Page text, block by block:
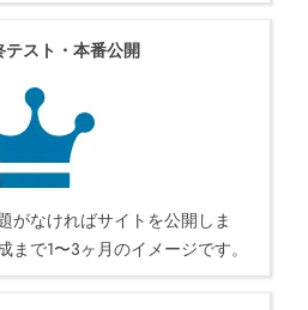
テスト・本番公開
がなければサイトを公開しま
で1〜3ヶ月のイメージです。